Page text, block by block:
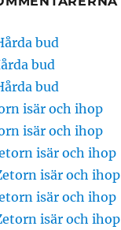
bud
bud
bud
isär och ihop
isär och ihop
isär och ihop
isär och ihop
isär och ihop
isär och ihop